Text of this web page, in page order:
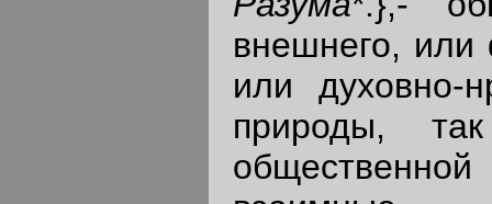
внешнего, или
или духовно-
природы,